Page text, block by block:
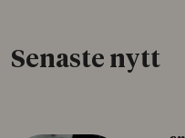
Senaste nytt